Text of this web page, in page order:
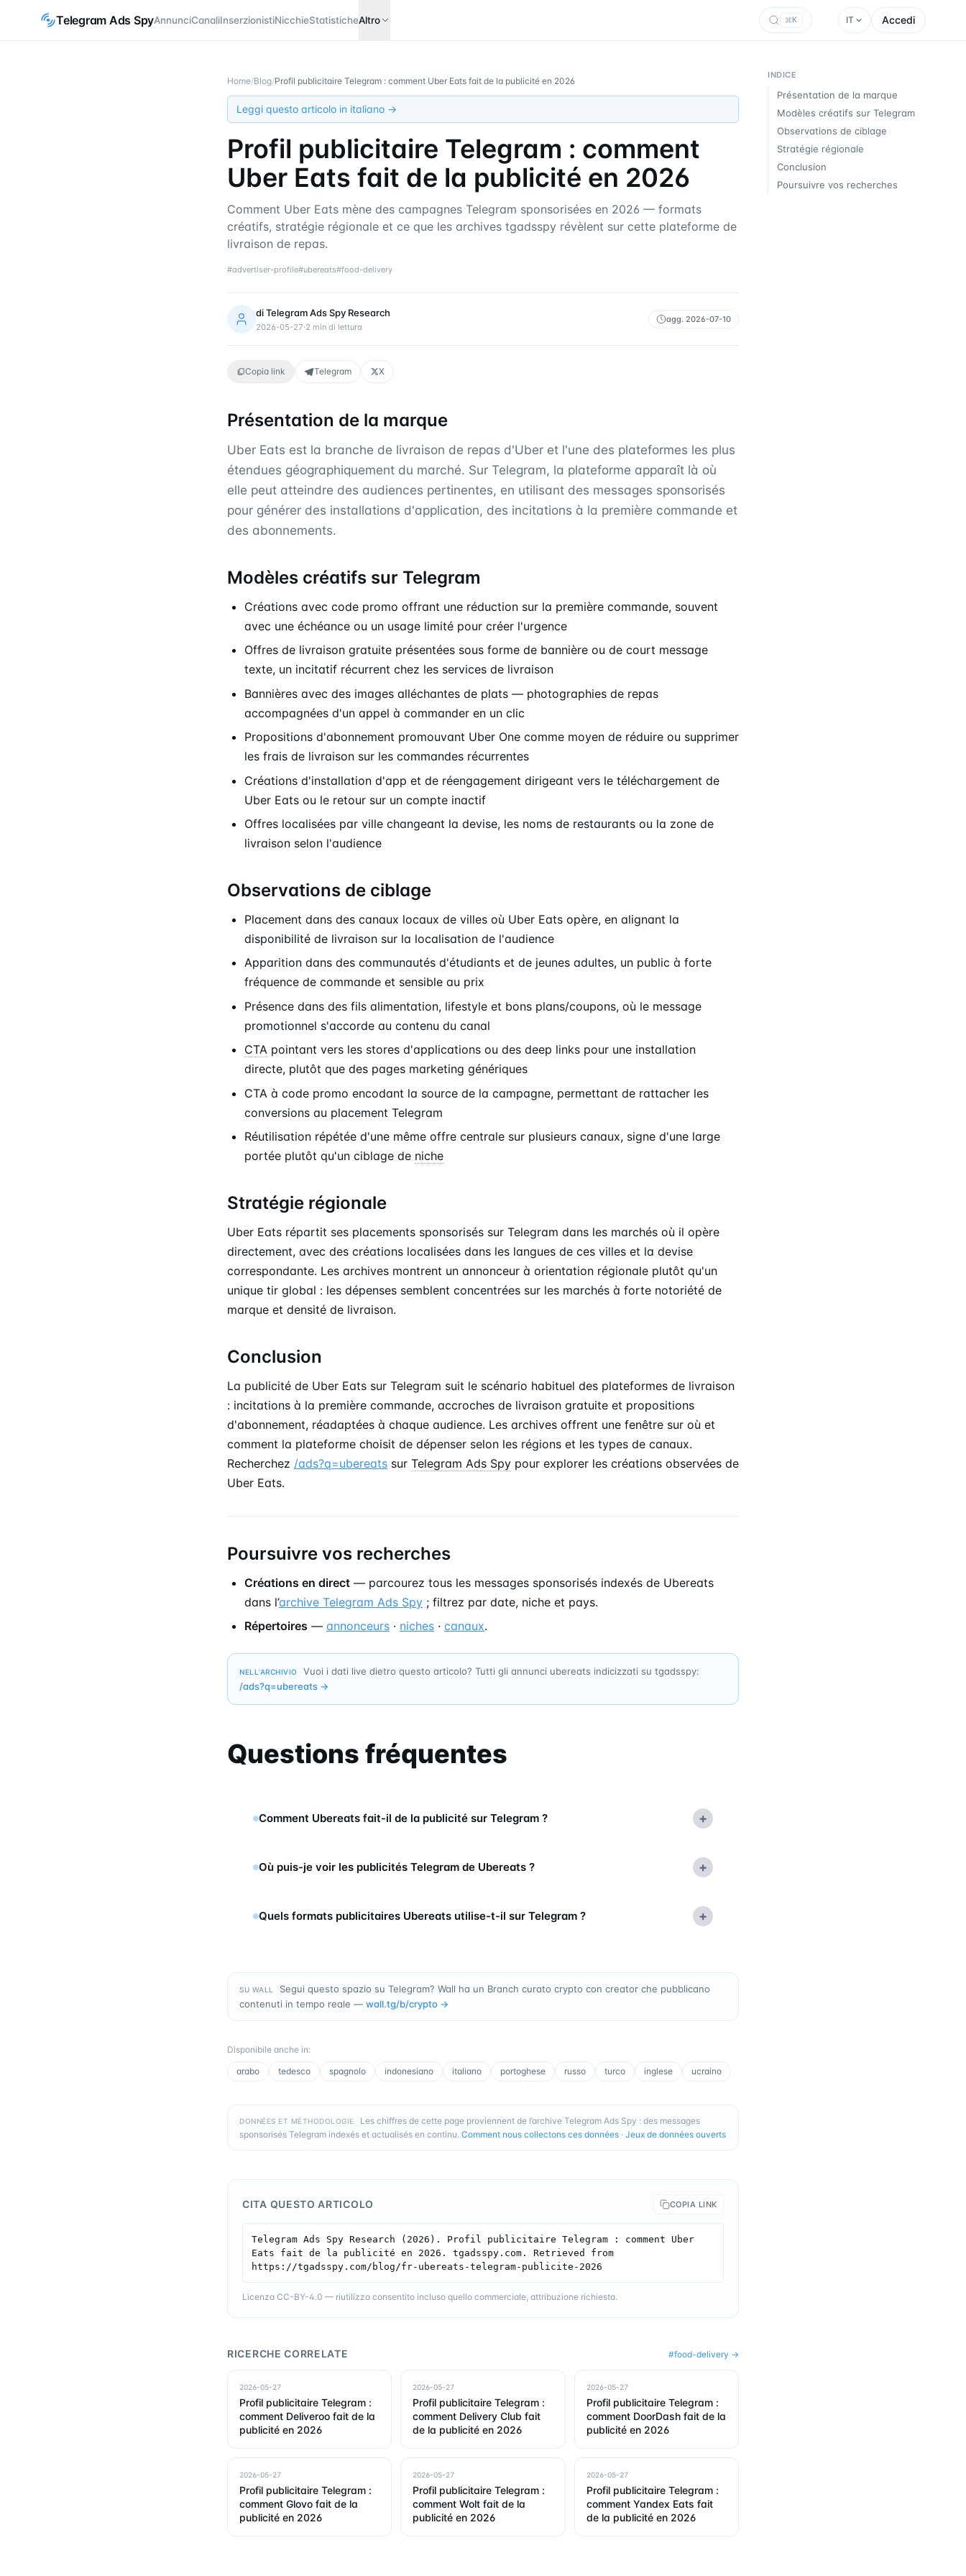
Telegram Ads SpyAnnunciCanaliInserzionistiNicchieStatisticheAltro K IT Accedi
Home/Blog/Profil publicitaire Telegram : comment Uber Eats fait de la publicité en 2026
Leggi questo articolo in italiano →
Profil publicitaire Telegram : comment
Uber Eats fait de la publicité en 2026
Comment Uber Eats mène des campagnes Telegram sponsorisées en 2026 — formats
créatifs, stratégie régionale et ce que les archives tgadsspy révèlent sur cette plateforme de
livraison de repas.
#advertiser-profile#ubereats#food-delivery
diTelegram Ads Spy Research
2026-05-27·2 min di lettura
agg. 2026-07-10
Copia link Telegram X
Présentation de la marque
Uber Eats est la branche de livraison de repas d'Uber et l'une des plateformes les plus
étendues géographiquement du marché. Sur Telegram, la plateforme apparaît là où
elle peut atteindre des audiences pertinentes, en utilisant des messages sponsorisés
pour générer des installations d'application, des incitations à la première commande et
des abonnements.
Modèles créatifs sur Telegram
Créations avec code promo offrant une réduction sur la première commande, souvent
avec une échéance ou un usage limité pour créer l'urgence
Offres de livraison gratuite présentées sous forme de bannière ou de court message
texte, un incitatif récurrent chez les services de livraison
Bannières avec des images alléchantes de plats — photographies de repas
accompagnées d'un appel à commander en un clic
Propositions d'abonnement promouvant Uber One comme moyen de réduire ou supprimer
les frais de livraison sur les commandes récurrentes
Créations d'installation d'app et de réengagement dirigeant vers le téléchargement de
Uber Eats ou le retour sur un compte inactif
Offres localisées par ville changeant la devise, les noms de restaurants ou la zone de
livraison selon l'audience
Observations de ciblage
Placement dans des canaux locaux de villes où Uber Eats opère, en alignant la
disponibilité de livraison sur la localisation de l'audience
Apparition dans des communautés d'étudiants et de jeunes adultes, un public à forte
fréquence de commande et sensible au prix
Présence dans des fils alimentation, lifestyle et bons plans/coupons, où le message
promotionnel s'accorde au contenu du canal
CTA pointant vers les stores d'applications ou des deep links pour une installation
directe, plutôt que des pages marketing génériques
CTA à code promo encodant la source de la campagne, permettant de rattacher les
conversions au placement Telegram
Réutilisation répétée d'une même offre centrale sur plusieurs canaux, signe d'une large
portée plutôt qu'un ciblage de niche
Stratégie régionale
Uber Eats répartit ses placements sponsorisés sur Telegram dans les marchés où il opère
directement, avec des créations localisées dans les langues de ces villes et la devise
correspondante. Les archives montrent un annonceur à orientation régionale plutôt qu'un
unique tir global : les dépenses semblent concentrées sur les marchés à forte notoriété de
marque et densité de livraison.
Conclusion
La publicité de Uber Eats sur Telegram suit le scénario habituel des plateformes de livraison
: incitations à la première commande, accroches de livraison gratuite et propositions
d'abonnement, réadaptées à chaque audience. Les archives offrent une fenêtre sur où et
comment la plateforme choisit de dépenser selon les régions et les types de canaux.
Recherchez /ads?q=ubereats sur Telegram Ads Spy pour explorer les créations observées de
Uber Eats.
Poursuivre vos recherches
Créations en direct — parcourez tous les messages sponsorisés indexés de Ubereats
dans l’archive Telegram Ads Spy ; filtrez par date, niche et pays.
Répertoires — annonceurs · niches · canaux.
NELL’ARCHIVIO
Vuoi i dati live dietro questo articolo? Tutti gli annunci ubereats indicizzati su tgadsspy:
/ads?q=ubereats →
Questions fréquentes
Comment Ubereats fait-il de la publicité sur Telegram ? +
Où puis-je voir les publicités Telegram de Ubereats ? +
Quels formats publicitaires Ubereats utilise-t-il sur Telegram ? +
SU WALL
Segui questo spazio su Telegram? Wall ha un Branch curato crypto con creator che pubblicano
contenuti in tempo reale — wall.tg/b/crypto →
Disponibile anche in:
arabo
tedesco spagnolo indonesiano italiano portoghese russo turco inglese ucraino
DONNÉES ET MÉTHODOLOGIE
Les chiffres de cette page proviennent de l’archive Telegram Ads Spy : des messages
sponsorisés Telegram indexés et actualisés en continu. Comment nous collectons ces données · Jeux de données ouverts
CITA QUESTO ARTICOLO COPIA LINK
Telegram Ads Spy Research (2026). Profil publicitaire Telegram : comment Uber
Eats fait de la publicité en 2026. tgadsspy.com. Retrieved from
https://tgadsspy.com/blog/fr-ubereats-telegram-publicite-2026
Licenza CC-BY-4.0 — riutilizzo consentito incluso quello commerciale, attribuzione richiesta.
RICERCHE CORRELATE #food-delivery →
2026-05-27
Profil publicitaire Telegram :
comment Deliveroo fait de la
publicité en 2026
2026-05-27
Profil publicitaire Telegram :
comment Delivery Club fait
de la publicité en 2026
2026-05-27
Profil publicitaire Telegram :
comment DoorDash fait de la
publicité en 2026
2026-05-27
Profil publicitaire Telegram :
comment Glovo fait de la
publicité en 2026
2026-05-27
Profil publicitaire Telegram :
comment Wolt fait de la
publicité en 2026
2026-05-27
Profil publicitaire Telegram :
comment Yandex Eats fait
de la publicité en 2026
INDICE
Présentation de la marque
Modèles créatifs sur Telegram
Observations de ciblage
Stratégie régionale
Conclusion
Poursuivre vos recherches